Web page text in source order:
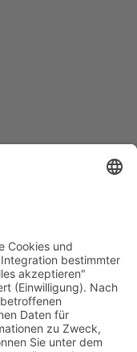
Jugendlichen und